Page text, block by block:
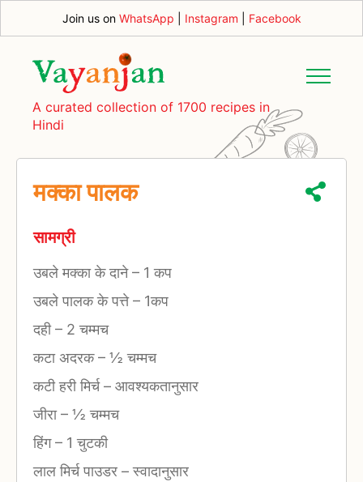
Join us on WhatsApp Instagram Facebook
A curated collection of 1700 recipes in
Hindi
मक्का पालक
सामग्री
उबले मक्का के दाने– 1 कप
उबले पालक के पत्ते– 1कप
दही– 2 चम्मच
कटा अदरक– ½ चम्मच
कटी हरी मिर्च– आवश्यकतानुसार
जीरा– ½ चम्मच
हिंग– 1 चुटकी
लाल मिर्च पाउडर –स्वादानुसार